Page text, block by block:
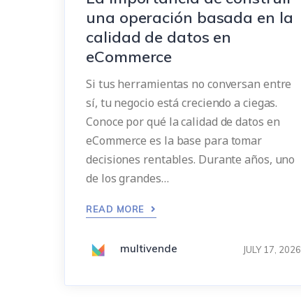
una operación basada en la
calidad de datos en
eCommerce
Si tus herramientas no conversan entre
sí, tu negocio está creciendo a ciegas.
Conoce por qué la calidad de datos en
eCommerce es la base para tomar
decisiones rentables. Durante años, uno
de los grandes…
READ MORE
multivende JULY 17, 2026